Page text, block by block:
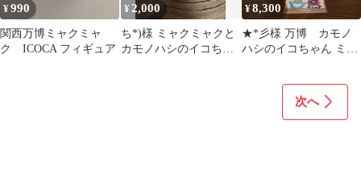
¥990
関西万博ミャクミャ
ク ICOCA フィギュア
¥2,000
ち*)様 ミャクミャクと
カモノハシのイコちゃ
¥8,300
★*彡様 万博 カモノ
ハシのイコちゃん ミャ
次へ